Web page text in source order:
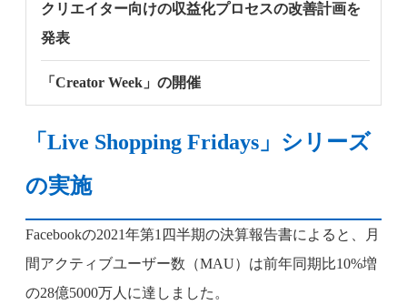
クリエイター向けの収益化プロセスの改善計画を
発表
「Creator Week」の開催
「Live Shopping Fridays」シリーズ
の実施
Facebookの2021年第1四半期の決算報告書によると、月
間アクティブユーザー数（MAU）は前年同期比10%増
の28億5000万人に達しました。